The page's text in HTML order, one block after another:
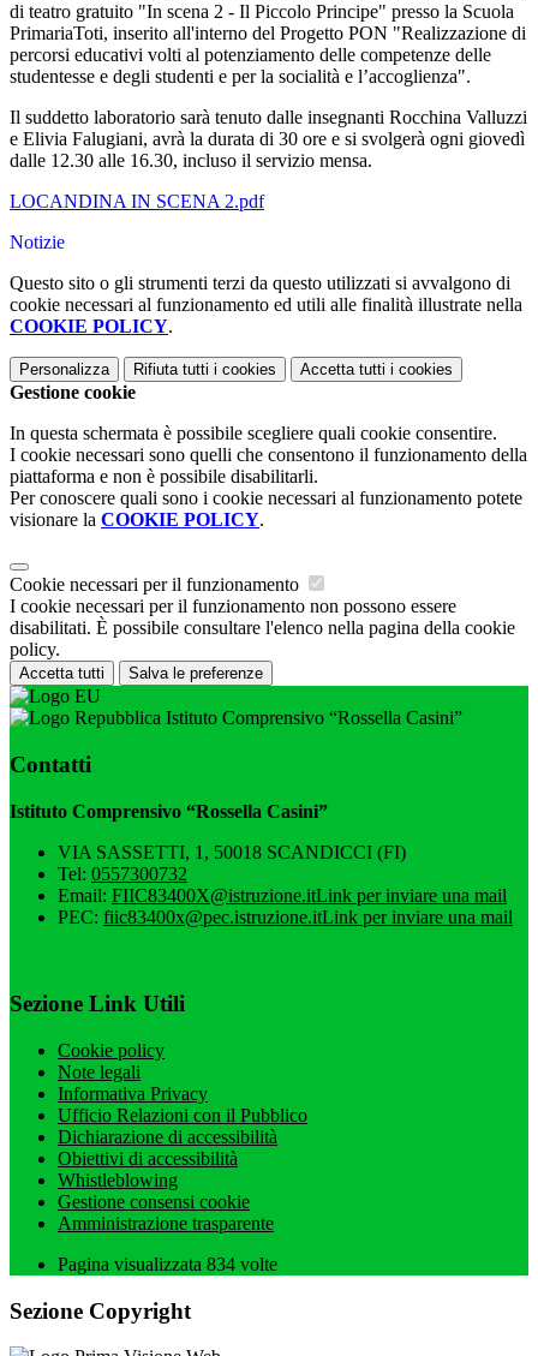
di teatro gratuito "In scena 2 - Il Piccolo Principe" presso la Scuola
PrimariaToti, inserito all'interno del Progetto PON "Realizzazione di
percorsi educativi volti al potenziamento delle competenze delle
studentesse e degli studenti e per la socialità e l’accoglienza".
Il suddetto laboratorio sarà tenuto dalle insegnanti Rocchina Valluzzi
e Elivia Falugiani, avrà la durata di 30 ore e si svolgerà ogni giovedì
dalle 12.30 alle 16.30, incluso il servizio mensa.
LOCANDINA IN SCENA 2.pdf
Notizie
Questo sito o gli strumenti terzi da questo utilizzati si avvalgono di
cookie necessari al funzionamento ed utili alle finalità illustrate nella
COOKIE POLICY.
Personalizza Rifiuta tutti i cookies Accetta tutti i cookies
Gestione cookie
In questa schermata è possibile scegliere quali cookie consentire.
I cookie necessari sono quelli che consentono il funzionamento della
piattaforma e non è possibile disabilitarli.
Per conoscere quali sono i cookie necessari al funzionamento potete
visionare la COOKIE POLICY.
Cookie necessari per il funzionamento
I cookie necessari per il funzionamento non possono essere
disabilitati. È possibile consultare l'elenco nella pagina della cookie
policy.
Accetta tutti Salva le preferenze
Istituto Comprensivo “Rossella Casini”
Contatti
Istituto Comprensivo “Rossella Casini”
VIA SASSETTI, 1, 50018 SCANDICCI (FI)
Tel: 0557300732
Email: FIIC83400X@istruzione.itLink per inviare una mail
PEC: fiic83400x@pec.istruzione.itLink per inviare una mail
Sezione Link Utili
Cookie policy
Note legali
Informativa Privacy
Ufficio Relazioni con il Pubblico
Dichiarazione di accessibilità
Obiettivi di accessibilità
Whistleblowing
Gestione consensi cookie
Amministrazione trasparente
Pagina visualizzata 834 volte
Sezione Copyright